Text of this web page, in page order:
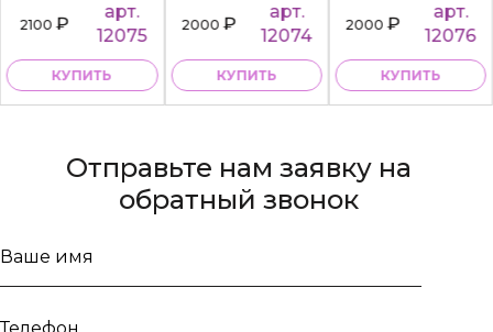
2100₽
арт.
12075
КУПИТЬ
2000₽
арт.
12074
КУПИТЬ
2000₽
арт.
12076
КУПИТЬ
Отправьте нам заявку на
обратный звонок
Ваше